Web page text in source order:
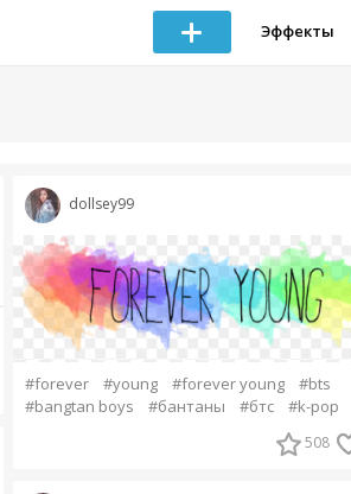
Эффекты
dollsey99
#forever #young #forever young
#bts
#bangtan boys
#бантаны #бтс #k-pop
508